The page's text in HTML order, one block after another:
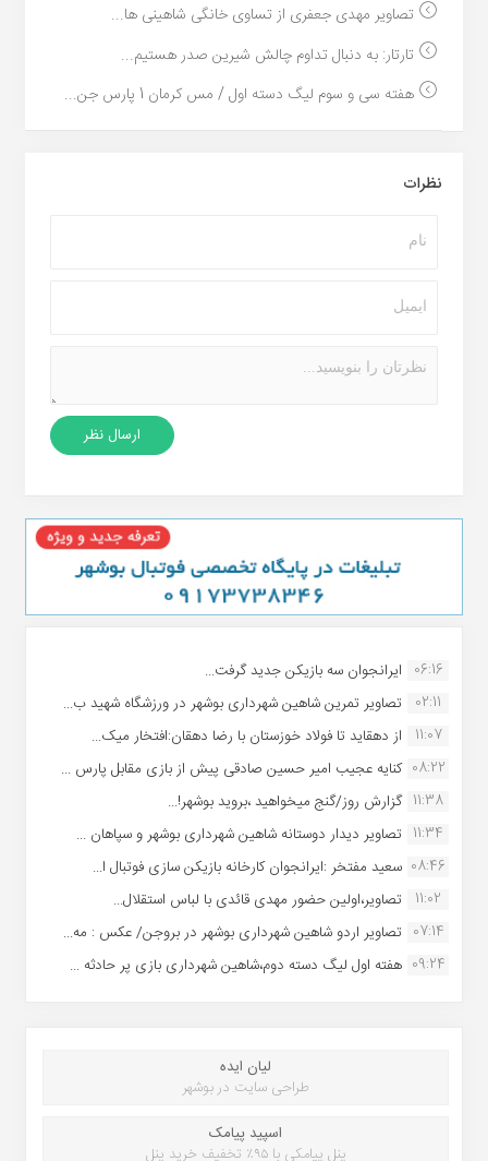
تصاویر مهدی جعفری از تساوی خانگی شاهینی ها...
تارتار: به دنبال تداوم چالش شیرین صدر هستیم...
هفته سی و سوم لیگ دسته اول / مس کرمان 1 پارس جن...
نظرات
06:16 ایرانجوان سه بازیکن جدید گرفت...
02:11
تصاویر تمرین شاهین شهردارى بوشهر در ورزشگاه شهید ب...
11:07
از دهقاید تا فولاد خوزستان با رضا دهقان:افتخار میک...
08:22 کنایه عجیب امیر حسین صادقی پیش از بازی مقابل پارس ...
11:38 گزارش روز/گنج میخواهید ،بروید بوشهر!...
11:34 تصاویر دیدار دوستانه شاهین شهردارى بوشهر و سپاهان ...
08:46 سعید مفتخر :ایرانجوان کارخانه بازیکن سازی فوتبال ا...
11:02
تصاویر،اولین حضور مهدی قائدی با لباس استقلال...
07:14 تصاویر اردو شاهین شهرداری بوشهر در بروجن/ عکس : مه...
09:24 هفته اول لیگ دسته دوم،شاهین شهرداری بازی پر حادثه ...
لیان ایده
طراحی سایت در بوشهر
اسپید پیامک
پنل پیامکی با ۹۵٪ تخفیف خرید پنل